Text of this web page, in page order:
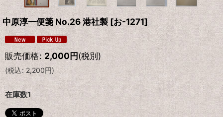
中原淳一便箋 No.26 港社製 [お-1271]
販売価格: 2,000円(税別)
(税込: 2,200円)
在庫数1